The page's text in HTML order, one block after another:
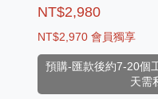
NT$2,980
NT$2,970 會員獨享
預購-匯款後約7-20個
天需